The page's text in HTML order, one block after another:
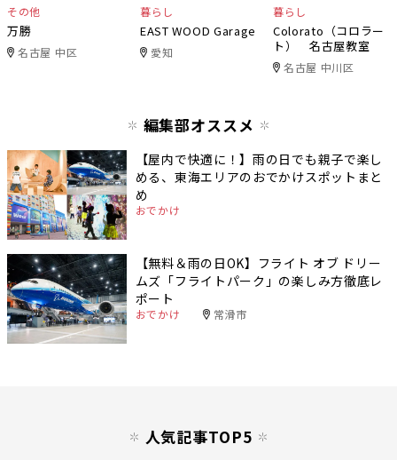
その他
万勝
名古屋 中区
暮らし
EAST WOOD Garage
愛知
暮らし
Colorato（コロラー
ト） 名古屋教室
名古屋 中川区
編集部オススメ
【屋内で快適に！】雨の日でも親子で楽し
める、東海エリアのおでかけスポットまと
め
おでかけ
【無料＆雨の日OK】フライト オブ ドリー
ムズ「フライトパーク」の楽しみ方徹底レ
ポート
おでかけ 常滑市
人気記事TOP5